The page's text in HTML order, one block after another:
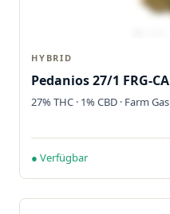
HYBRID
Pedanios 27/1 FRG-CA
27% THC · 1% CBD · Farm Gas
● Verfügbar